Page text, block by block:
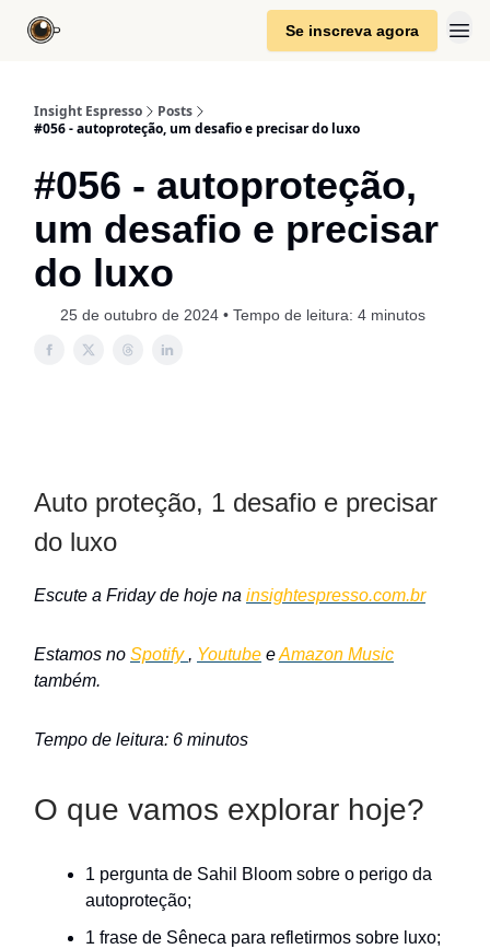
Se inscreva agora
Insight Espresso
Posts
#056 - autoproteção, um desafio e precisar do luxo
#056 - autoproteção,
um desafio e precisar
do luxo
25 de outubro de 2024 • Tempo de leitura: 4 minutos
Auto proteção, 1 desafio e precisar
do luxo
Escute a Friday de hoje na insightespresso.com.br
Estamos no Spotify , Youtube eAmazon Music
também.
Tempo de leitura: 6 minutos
O que vamos explorar hoje?
1 pergunta de Sahil Bloom sobre o perigo da
autoproteção;
1 frase de Sêneca para refletirmos sobre luxo;